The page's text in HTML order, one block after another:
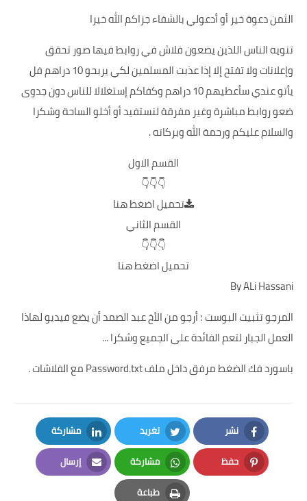
الثمن دعوة خير أو أدعولي بالشفاء جزاكم الله خيرا
تنويه الناس اللذين يضعون فلاش في روابط فيها صور تحقق
وإعلانات ولا تفتح إلا إذا عذبت المسلمين لكي يربحو 10 دراهم فل
يأتو عندي سأعطيهم 10 دراهم وكفاكم إستغلالا للناس دون جدوى
ضعو روابط مباشرة وغير مفرقة لنستفيد أو أخلو الساحة وشكرا
والسلام عليكم ورحمة الله وبركاته .
القسم الاول
👇👇👇
تحميلاضغط هنا
القسم الثاني
👇👇👇
تحميلاضغط هنا
By ALi Hassani
المرجو تثبيت البوست ؛ أرجو من الأخ عبد الصمد أن يضع فيديو لهاذا
العمل الجبار لتعم الفائدة على الجميع وشكرا ...
باسورد فك الضغط مرفق داخل ملف Password.txt مع الفلاشات .
نشر
Facebook
تغريد
Twitter
مشاركة
LinkedIn
حفظ
Pinterest
مشاركة
Whatsapp
إرسال
Email
طباعة